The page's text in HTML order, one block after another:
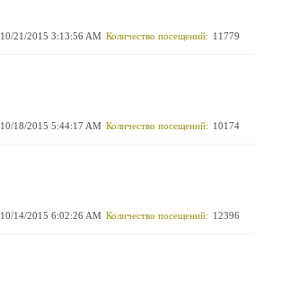
11779
Количество посещений:
10/21/2015 3:13:56 AM
10174
Количество посещений:
10/18/2015 5:44:17 AM
12396
Количество посещений:
10/14/2015 6:02:26 AM